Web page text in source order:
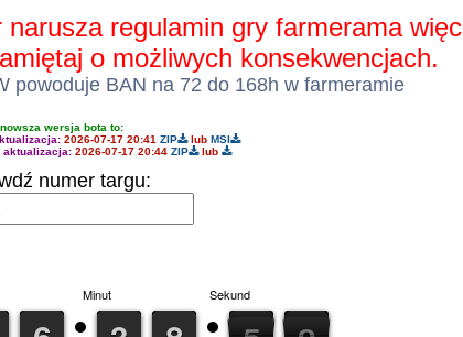
regulamin gry farmerama więc
o możliwych konsekwencjach.
powoduje BAN na 72 do 168h w farmeramie
wersja bota to:
2026-07-17 20:41 ZIP lub MSI
aktualizacja: 2026-07-17 20:44 ZIP lub
numer targu: